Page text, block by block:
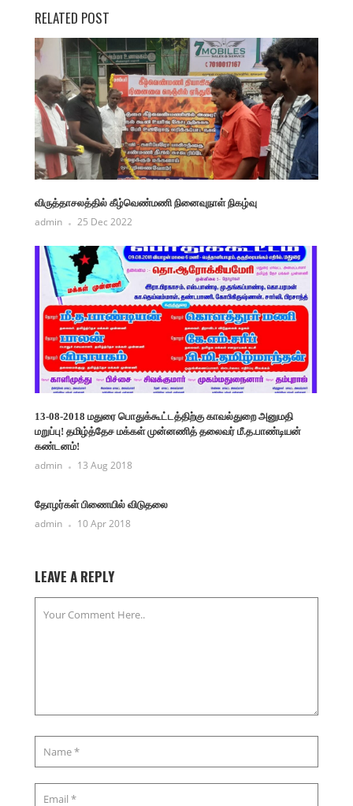
RELATED POST
விருத்தாசலத்தில் கீழ்வெண்மணி நினைவுநாள் நிகழ்வு
admin 25 Dec 2022
13-08-2018 மதுரை பொதுக்கூட்டத்திற்கு காவல்துறை அனுமதி
மறுப்பு! தமிழ்த்தேச மக்கள் முன்னணித் தலைவர் மீ.த.பாண்டியன்
கண்டனம்!
admin 13 Aug 2018
தோழர்கள் பிணையில் விடுதலை
admin 10 Apr 2018
LEAVE A REPLY